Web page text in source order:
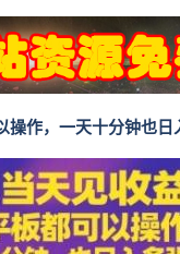
作，一天十分钟也日